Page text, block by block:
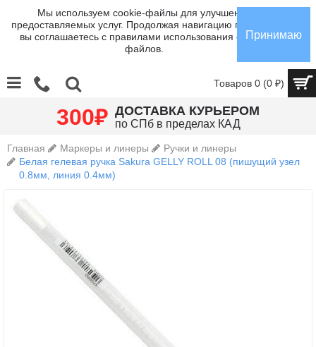
Мы используем cookie-файлы для улучшения
предоставляемых услуг. Продолжая навигацию по сайту,
вы соглашаетесь с правилами использования cookie-
файлов.
Принимаю
Товаров 0 (0 ₽)
300₽ ДОСТАВКА КУРЬЕРОМ
по СПб в пределах КАД
Главная Маркеры и линеры
Ручки и линеры
Белая гелевая ручка Sakura GELLY ROLL 08 (пишущий узел
0.8мм, линия 0.4мм)